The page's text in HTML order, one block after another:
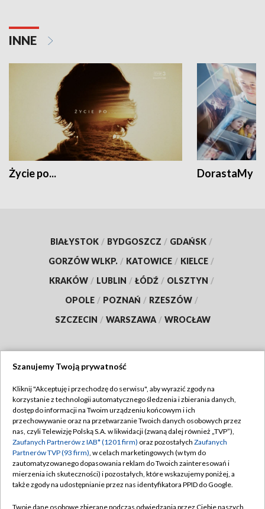
INNE
Życie po... DorastaMy
BIAŁYSTOK / BYDGOSZCZ / GDAŃSK /
GORZÓW WLKP. / KATOWICE / KIELCE /
KRAKÓW / LUBLIN / ŁÓDŹ / OLSZTYN /
OPOLE / POZNAŃ / RZESZÓW /
SZCZECIN / WARSZAWA / WROCŁAW
TVP
Abonament TVP
Emisja w TVP
Centrum informacji TVP
Naziemna Telewizja Cyfrowa
Regulamin TVP
Polityka prywatności
Moje zgody
Pomoc
Szanujemy Twoją prywatność
Kliknij "Akceptuję i przechodzę do serwisu", aby wyrazić zgody na
korzystanie z technologii automatycznego śledzenia i zbierania danych,
dostęp do informacji na Twoim urządzeniu końcowym i ich
przechowywanie oraz na przetwarzanie Twoich danych osobowych przez
nas, czyli Telewizję Polską S.A. w likwidacji (zwaną dalej również „TVP”),
Zaufanych Partnerów z IAB* (1201 firm) oraz pozostałych Zaufanych
Partnerów TVP (93 firm), w celach marketingowych (w tym do
zautomatyzowanego dopasowania reklam do Twoich zainteresowań i
mierzenia ich skuteczności) i pozostałych, które wskazujemy poniżej, a
także zgody na udostępnianie przez nas identyfikatora PPID do Google.
Twoje dane osobowe zbierane podczas odwiedzania przez Ciebie naszych